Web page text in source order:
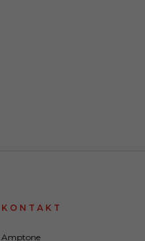
KONTAKT
Amptone